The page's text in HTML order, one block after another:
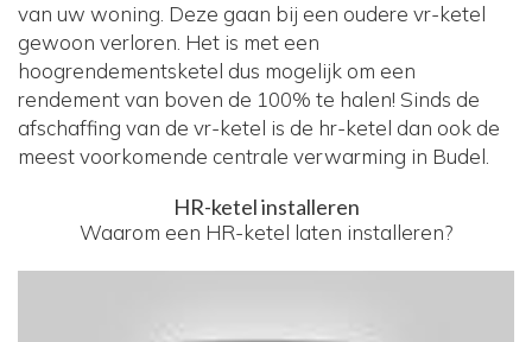
van uw woning. Deze gaan bij een oudere vr-ketel
gewoon verloren. Het is met een
hoogrendementsketel dus mogelijk om een
rendement van boven de 100% te halen! Sinds de
afschaffing van de vr-ketel is de hr-ketel dan ook de
meest voorkomende centrale verwarming in Budel.
HR-ketel installeren
Waarom een HR-ketel laten installeren?